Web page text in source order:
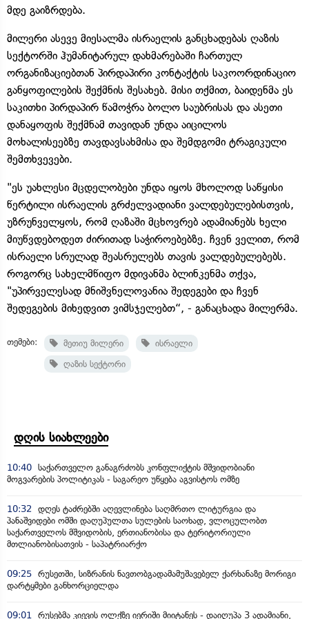
მდე გაიზრდება.
მილერი ასევე მიესალმა ისრაელის განცხადებას ღაზის
სექტორში ჰუმანიტარულ დახმარებაში ჩართულ
ორგანიზაციებთან პირდაპირი კონტაქტის საკოორდინაციო
განყოფილების შექმნის შესახებ. მისი თქმით, ბაიდენმა ეს
საკითხი პირდაპირ წამოჭრა ბოლო საუბრისას და ასეთი
დანაყოფის შექმნამ თავიდან უნდა აიცილოს
მოხალისეებზე თავდავსახმისა და შემდგომი ტრაგიკული
შემთხვევები.
"ეს უახლესი მცდელობები უნდა იყოს მხოლოდ საწყისი
წერტილი ისრაელის გრძელვადიანი ვალდებულებისთვის,
უზრუნველყოს, რომ ღაზაში მცხოვრებ ადამიანებს ხელი
მიუწვდებოდეთ ძირითად საჭიროებებზე. ჩვენ ველით, რომ
ისრაელი სრულად შეასრულებს თავის ვალდებულებებს.
როგორც სახელმწიფო მდივანმა ბლინკენმა თქვა,
"უპირველესად მნიშვნელოვანია შედეგები და ჩვენ
შედეგების მიხედვით ვიმსჯელებთ“, - განაცხადა მილერმა.
თემები: მეთიუ მილერი
ისრაელი
ღაზის სექტორი
დღის სიახლეები
10:40 საქართველო განაგრძობს კონფლიქტის მშვიდობიანი
მოგვარების პოლიტიკას - საგარეო უწყება აგვისტოს ომზე
10:32
დღეს ტაძრებში აღევლინება საღმრთო ლიტურგია და
პანაშვიდები ომში დაღუპულთა სულების საოხად, ვლოცულობთ
საქართველოს მშვიდობის, ერთიანობისა და ტერიტორიული
მთლიანობისათვის - საპატრიარქო
09:25 რუსეთში, სიზრანის ნავთობგადამამუშავებელ ქარხანაზე მორიგი
დარტყმები განხორციელდა
09:01 რუსებმა კიევის ოლქზე იერიში მიიტანეს - დაიღუპა 3 ადამიანი,